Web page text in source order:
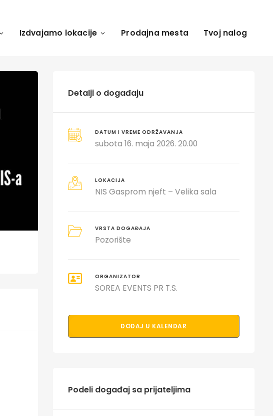
Izdvajamo lokacije Prodajna mesta Tvoj nalog
Detalji o događaju
DATUM I VREME ODRŽAVANJA
subota 16. maja 2026. 20.00
LOKACIJA
NIS Gasprom njeft – Velika sala
VRSTA DOGAĐAJA
Pozorište
ORGANIZATOR
SOREA EVENTS PR T.S.
DODAJ U KALENDAR
Podeli događaj sa prijateljima